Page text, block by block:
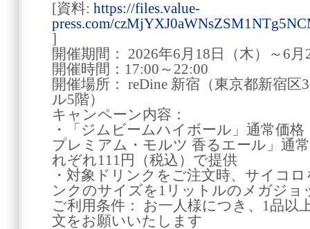
[資料: https://files.value-
press.com/
]
開催期間： 2026年6月18日（木）～6月
開催時間：17:00～22:00
開催場所： reDine 新宿（東京都新宿
ル5階）
キャンペーン内容：
・「ジムビームハイボール」通常価
プレミアム・モルツ 香るエール」通
れぞれ111円（税込）で提供
・対象ドリンクをご注文時、サイコ
ンクのサイズを1リットルのメガジョ
ご利用条件： お一人様につき、1品以
文をお願いいたします